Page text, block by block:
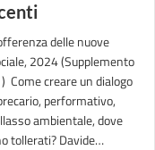
delle nuove
2024 (Supplemento
Come creare un dialogo
performativo,
ambientale, dove
tollerati? Davide…